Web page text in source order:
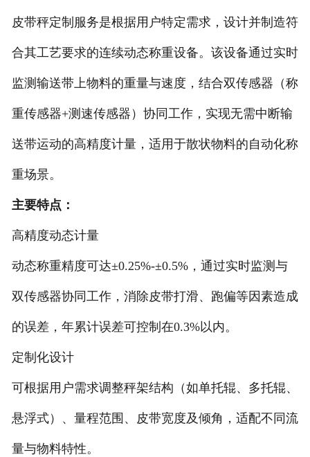
- ICS系列皮带秤
- 序列式皮带秤
电子配料秤
- 散装计量秤
电子汽车衡
- 输送机
皮带秤定制服务是根据用户特定需求，设计并制造符
合其工艺要求的连续动态称重设备。该设备通过实时
监测输送带上物料的重量与速度，结合双传感器（称
重传感器+测速传感器）协同工作，实现无需中断输
送带运动的高精度计量，适用于散状物料的自动化称
重场景。
主要特点：
高精度动态计量
动态称重精度可达±0.25%-±0.5%，通过实时监测与
双传感器协同工作，消除皮带打滑、跑偏等因素造成
的误差，年累计误差可控制在0.3%以内。
定制化设计
可根据用户需求调整秤架结构（如单托辊、多托辊、
悬浮式）、量程范围、皮带宽度及倾角，适配不同流
量与物料特性。